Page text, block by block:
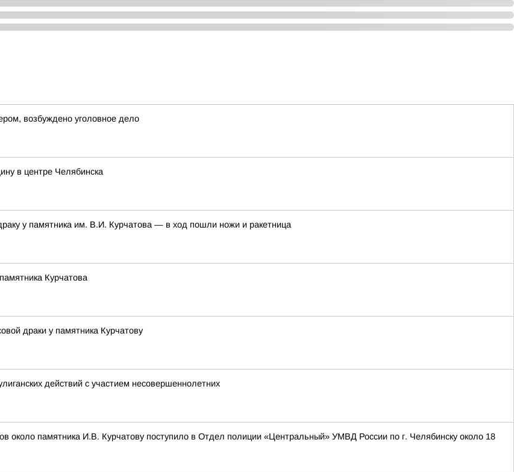
возбуждено уголовное дело
в центре Челябинска
у памятника им. В.И. Курчатова — в ход пошли ножи и ракетница
Курчатова
драки у памятника Курчатову
действий с участием несовершеннолетних
памятника И.В. Курчатову поступило в Отдел полиции «Центральный» УМВД России по г. Челябинску около 18